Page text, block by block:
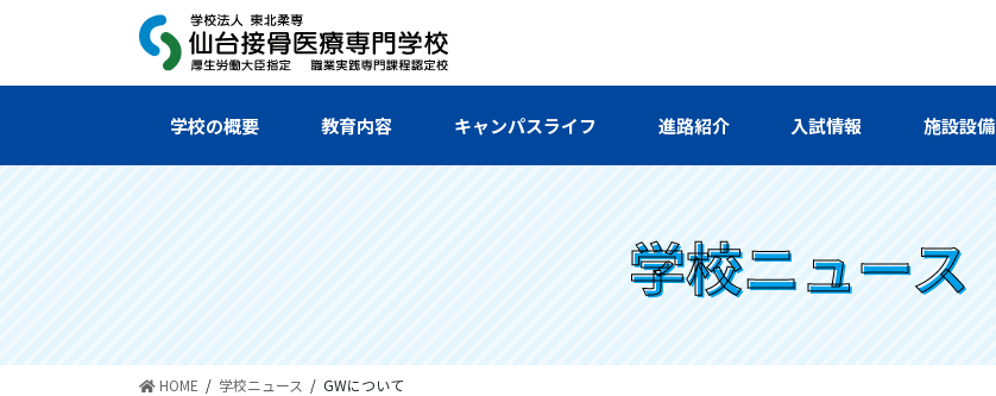
学校の概要 教育内容 キャンパスライフ 進路紹介 入試情報 施設設備
学校ニュース
HOME 学校ニュース GWについて